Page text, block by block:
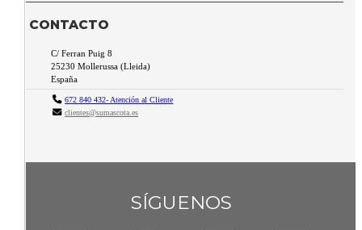
CONTACTO
C/ Ferran Puig 8
25230 Mollerussa (Lleida)
España
672 840 432- Atención al Cliente
clientes@sumascota.es
SÍGUENOS